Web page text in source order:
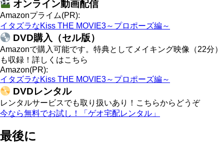
オンライン動画配信
Amazonプライム(PR):
イタズラなKiss THE MOVIE3～プロポーズ編～
DVD購入（セル版）
Amazonで購入可能です。特典としてメイキング映像（22分）
も収録！詳しくはこちら
Amazon(PR):
イタズラなKiss THE MOVIE3～プロポーズ編～
DVDレンタル
レンタルサービスでも取り扱いあり！こちらからどうぞ
今なら無料でお試し！「ゲオ宅配レンタル」
最後に